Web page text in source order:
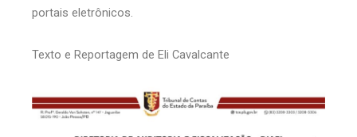
portais eletrônicos.
Texto e Reportagem de Eli Cavalcante